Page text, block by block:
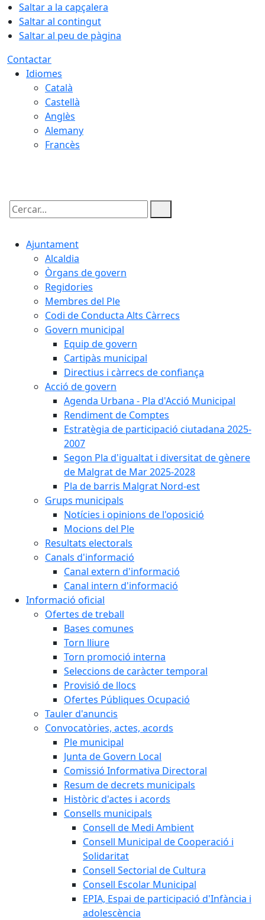
Saltar a la capçalera
Saltar al contingut
Saltar al peu de pàgina
Contactar
Idiomes
Català
Castellà
Anglès
Alemany
Francès
Cercar:
Ajuntament
Alcaldia
Òrgans de govern
Regidories
Membres del Ple
Codi de Conducta Alts Càrrecs
Govern municipal
Equip de govern
Cartipàs municipal
Directius i càrrecs de confiança
Acció de govern
Agenda Urbana - Pla d'Acció Municipal
Rendiment de Comptes
Estratègia de participació ciutadana 2025-
2007
Segon Pla d'igualtat i diversitat de gènere
de Malgrat de Mar 2025-2028
Pla de barris Malgrat Nord-est
Grups municipals
Notícies i opinions de l'oposició
Mocions del Ple
Resultats electorals
Canals d'informació
Canal extern d'informació
Canal intern d'informació
Informació oficial
Ofertes de treball
Bases comunes
Torn lliure
Torn promoció interna
Seleccions de caràcter temporal
Provisió de llocs
Ofertes Públiques Ocupació
Tauler d'anuncis
Convocatòries, actes, acords
Ple municipal
Junta de Govern Local
Comissió Informativa Directoral
Resum de decrets municipals
Històric d'actes i acords
Consells municipals
Consell de Medi Ambient
Consell Municipal de Cooperació i
Solidaritat
Consell Sectorial de Cultura
Consell Escolar Municipal
EPIA, Espai de participació d'Infància i
adolescència